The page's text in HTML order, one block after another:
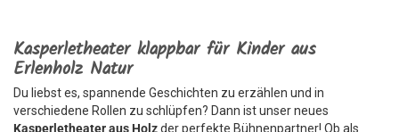
Kasperletheater klappbar für Kinder aus
Erlenholz Natur
Du liebst es, spannende Geschichten zu erzählen und in
verschiedene Rollen zu schlüpfen? Dann ist unser neues
Kasperletheater aus Holzder perfekte Bühnenpartner! Ob als